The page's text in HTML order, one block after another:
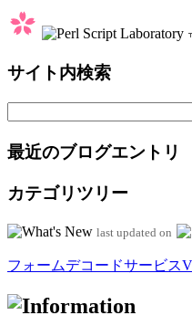
サイト内検索
最近のブログエントリ
カテゴリツリー
last updated on
フォームデコードサービス